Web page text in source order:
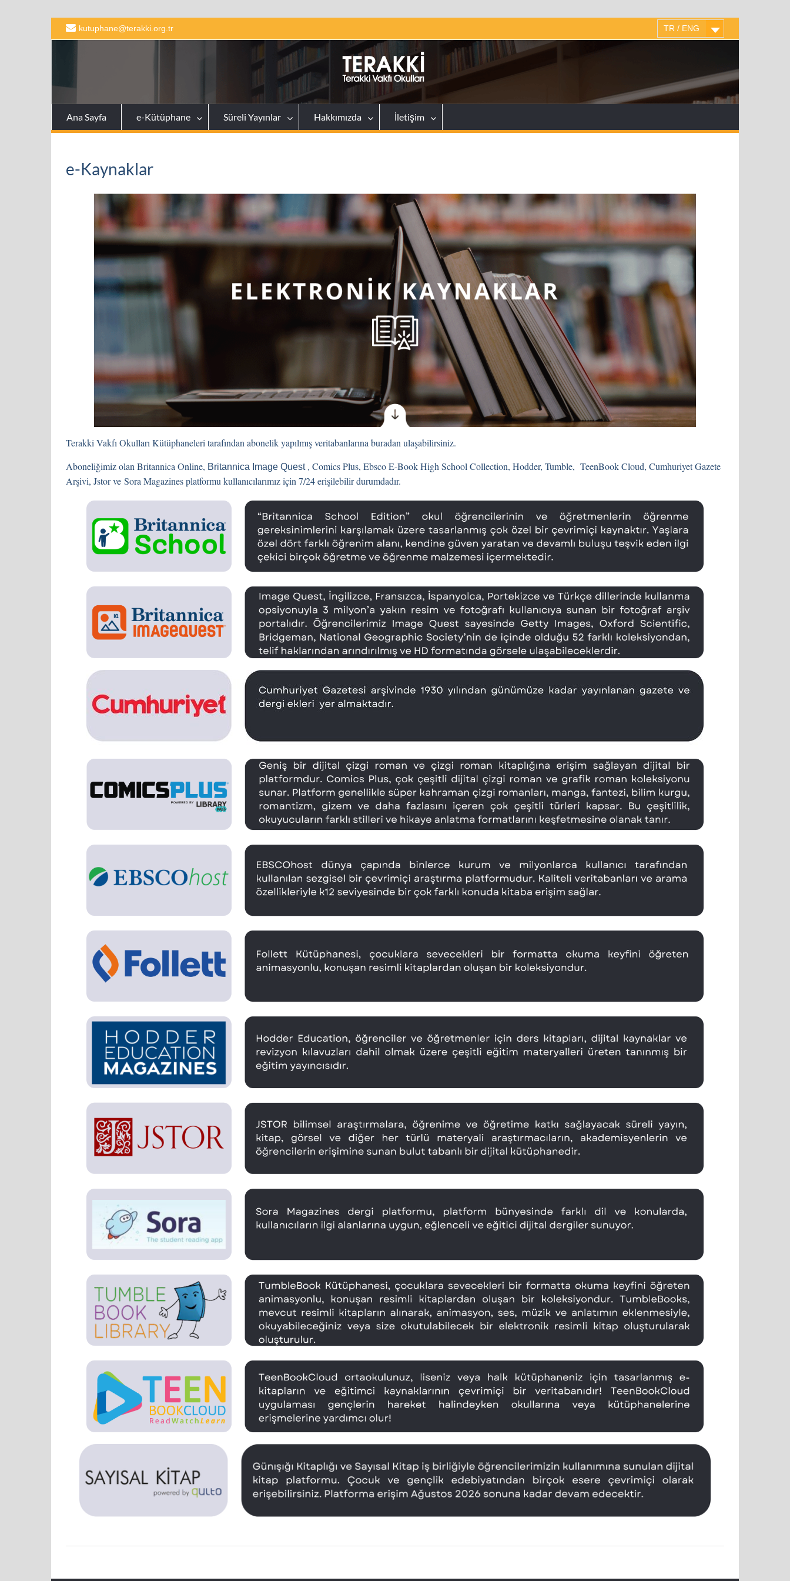
Skip kutuphane@terakki.org.tr TR / ENG
Ana Sayfa e-Kütüphane Süreli Yayınlar Hakkımızda İletişim
e-Kaynaklar
Terakki Vakfı Okulları Kütüphaneleri tarafından abonelik yapılmış veritabanlarına buradan ulaşabilirsiniz.
Aboneliğimiz olan Britannica Online, Britannica Image Quest , Comics Plus, Ebsco E-Book High School Collection, Hodder, Tumble, TeenBook Cloud, Cumhuriyet Gazete
Arşivi, Jstor ve Sora Magazinesplatformu kullanıcılarımız için 7/24 erişilebilir durumdadır.